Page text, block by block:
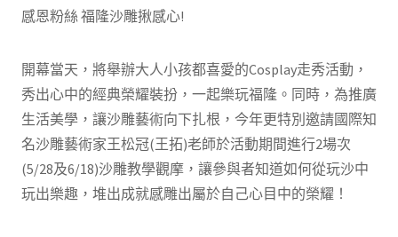
感恩粉絲 福隆沙雕揪感心!
開幕當天，將舉辦大人小孩都喜愛的Cosplay走秀活動，
秀出心中的經典榮耀裝扮，一起樂玩福隆。同時，為推廣
生活美學，讓沙雕藝術向下扎根，今年更特別邀請國際知
名沙雕藝術家王松冠(王拓)老師於活動期間進行2場次
(5/28及6/18)沙雕教學觀摩，讓參與者知道如何從玩沙中
玩出樂趣，堆出成就感雕出屬於自己心目中的榮耀！